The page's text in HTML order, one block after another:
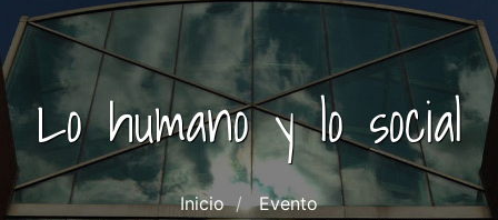
Lo humano y lo social
Inicio
Evento